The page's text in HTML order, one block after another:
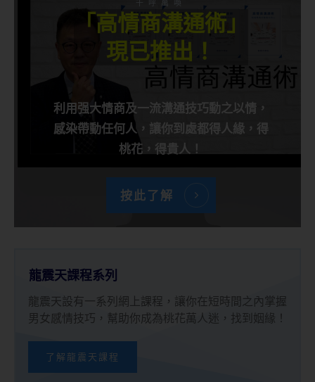
千呼萬喚
「高情商溝通術」
現已推出！
利用强大情商及一流溝通技巧動之以情，
感染帶動任何人，讓你到處都得人緣，得
桃花，得貴人！
按此了解
龍震天課程系列
龍震天設有一系列網上課程，讓你在短時間之內掌握
男女感情技巧，幫助你成為桃花萬人迷，找到姻緣！
了解龍震天課程